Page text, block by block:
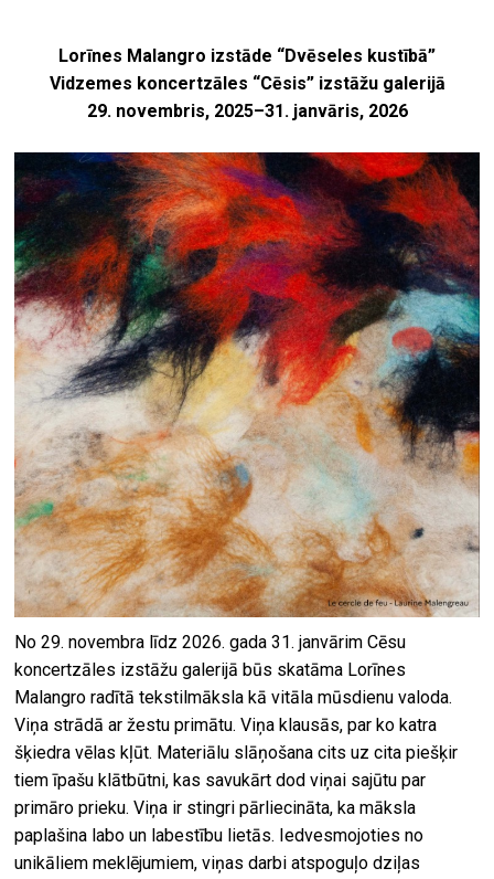
Lorīnes Malangro izstāde “Dvēseles kustībā”
Vidzemes koncertzāles “Cēsis” izstāžu galerijā
29. novembris, 2025–31. janvāris, 2026
No 29. novembra līdz 2026. gada 31. janvārim Cēsu
koncertzāles izstāžu galerijā būs skatāma Lorīnes
Malangro radītā tekstilmāksla kā vitāla mūsdienu valoda.
Viņa strādā ar žestu primātu. Viņa klausās, par ko katra
šķiedra vēlas kļūt. Materiālu slāņošana cits uz cita piešķir
tiem īpašu klātbūtni, kas savukārt dod viņai sajūtu par
primāro prieku. Viņa ir stingri pārliecināta, ka māksla
paplašina labo un labestību lietās. Iedvesmojoties no
unikāliem meklējumiem, viņas darbi atspoguļo dziļas